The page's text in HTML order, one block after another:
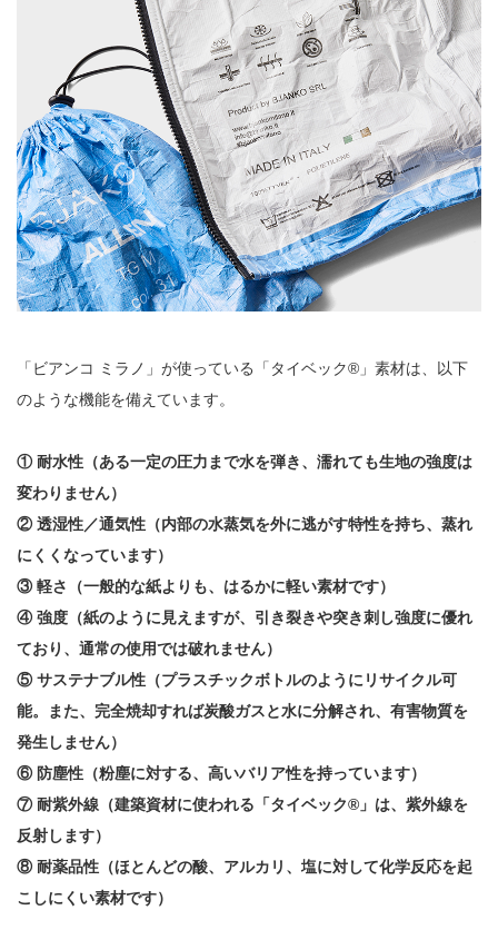
「ビアンコ ミラノ」が使っている「タイベック®︎」素材は、以下
のような機能を備えています。
① 耐水性（ある一定の圧力まで水を弾き、濡れても生地の強度は
変わりません）
② 透湿性／通気性（内部の水蒸気を外に逃がす特性を持ち、蒸れ
にくくなっています）
③ 軽さ（一般的な紙よりも、はるかに軽い素材です）
④ 強度（紙のように見えますが、引き裂きや突き刺し強度に優れ
ており、通常の使用では破れません）
⑤ サステナブル性（プラスチックボトルのようにリサイクル可
能。また、完全焼却すれば炭酸ガスと水に分解され、有害物質を
発生しません）
⑥ 防塵性（粉塵に対する、高いバリア性を持っています）
⑦ 耐紫外線（建築資材に使われる「タイベック®︎」は、紫外線を
反射します）
⑧ 耐薬品性（ほとんどの酸、アルカリ、塩に対して化学反応を起
こしにくい素材です）